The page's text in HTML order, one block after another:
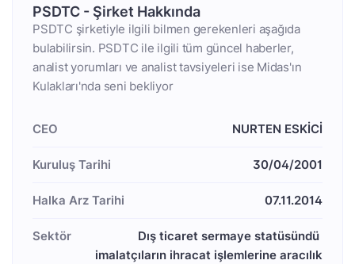
PSDTC - Şirket Hakkında
PSDTC şirketiyle ilgili bilmen gerekenleri aşağıda
bulabilirsin. PSDTC ile ilgili tüm güncel haberler,
analist yorumları ve analist tavsiyeleri ise Midas'ın
Kulakları'nda seni bekliyor
CEO NURTEN ESKİCİ
Kuruluş Tarihi 30/04/2001
Halka Arz Tarihi 07.11.2014
Sektör
Dış ticaret sermaye statüsündü
imalatçıların ihracat işlemlerine aracılık